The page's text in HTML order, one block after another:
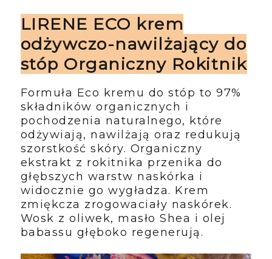
LIRENE ECO krem
odżywczo-nawilżający do
stóp Organiczny Rokitnik
Formuła Eco kremu do stóp to 97%
składników organicznych i
pochodzenia naturalnego, które
odżywiają, nawilżają oraz redukują
szorstkość skóry. Organiczny
ekstrakt z rokitnika przenika do
głębszych warstw naskórka i
widocznie go wygładza. Krem
zmiękcza zrogowaciały naskórek.
Wosk z oliwek, masło Shea i olej
babassu głęboko regenerują.